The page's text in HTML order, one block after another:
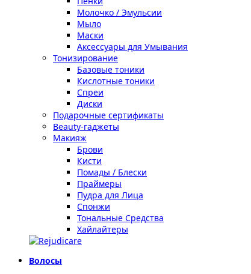
Молочко / Эмульсии
Мыло
Маски
Аксессуары для Умывания
Тонизирование
Базовые тоники
Кислотные тоники
Спреи
Диски
Подарочные сертификаты
Beauty-гаджеты
Макияж
Брови
Кисти
Помады / Блески
Праймеры
Пудра для Лица
Спонжи
Тональные Средства
Хайлайтеры
Волосы